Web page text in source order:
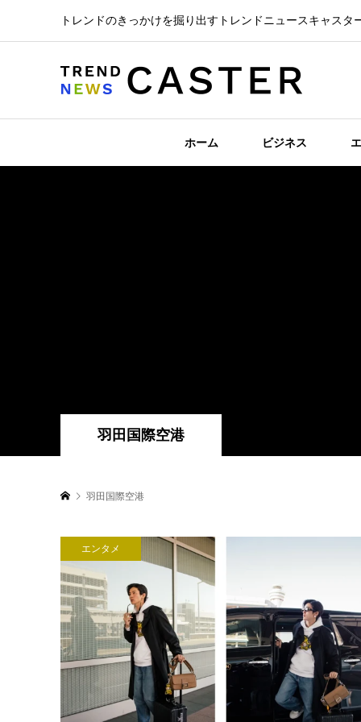
トレンドのきっかけを掘り出すトレンドニュースキャスタ
ホーム ビジネス
羽田国際空港
羽田国際空港
エンタメ